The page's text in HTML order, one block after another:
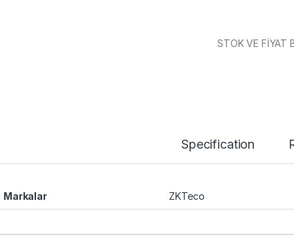
STOK VE FİYAT
Specification
Markalar ZKTeco